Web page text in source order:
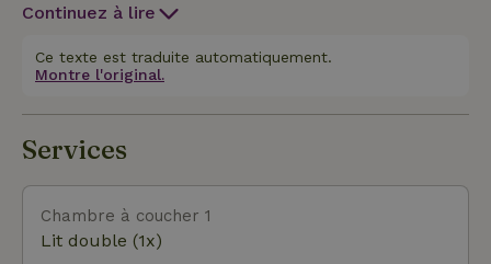
ATTENTION, afin de respecter la tranquillité des
lieux, aucune musique ou bruit excessif ne sera
toléré à l'extérieur ! Les groupes de fêtards sont
sous la terrasse.
Continuez à lire
Ce texte est traduite automatiquement.
Montre l'original.
Services
Chambre à coucher 1
Lit double (1x)